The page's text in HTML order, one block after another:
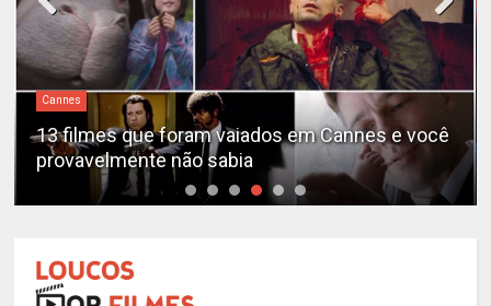
Cannes
13 filmes que foram vaiados em Cannes e você
provavelmente não sabia